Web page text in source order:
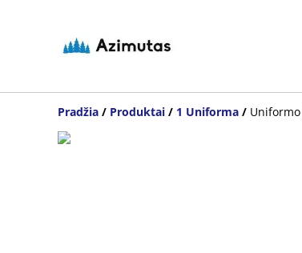
Pradžia / Produktai / 1 Uniforma /